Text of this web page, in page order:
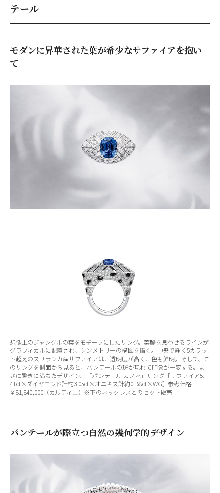
テール
モダンに昇華された葉が希少なサファイアを抱い
て
想像上のジャングルの葉をモチーフにしたリング。葉脈を思わせるラインが
グラフィカルに配置され、シンメトリーの構図を描く。中央で輝く5カラッ
ト超えのスリランカ産サファイアは、透明度が高く、色も鮮明。そして、こ
のリングを側面から見ると、パンテールの斑が現れて印象が一変する。ま
さに驚きに満ちたデザイン。「パンテール カノペ」リング［サファイア5.
41ct×ダイヤモンド計約3.05ct×オニキス計約0. 68ct×WG］参考価格
￥81,840,000（カルティエ）※下のネックレスとのセット販売
パンテールが際立つ自然の幾何学的デザイン